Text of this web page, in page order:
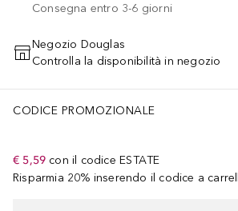
Consegna entro 3-6 giorni
AGGIUNGI AL
Negozio Douglas
Controlla la disponibilità in negozio
CODICE PROMOZIONALE
€ 5,59 con il codice ESTATE
Risparmia 20% inserendo il codice a